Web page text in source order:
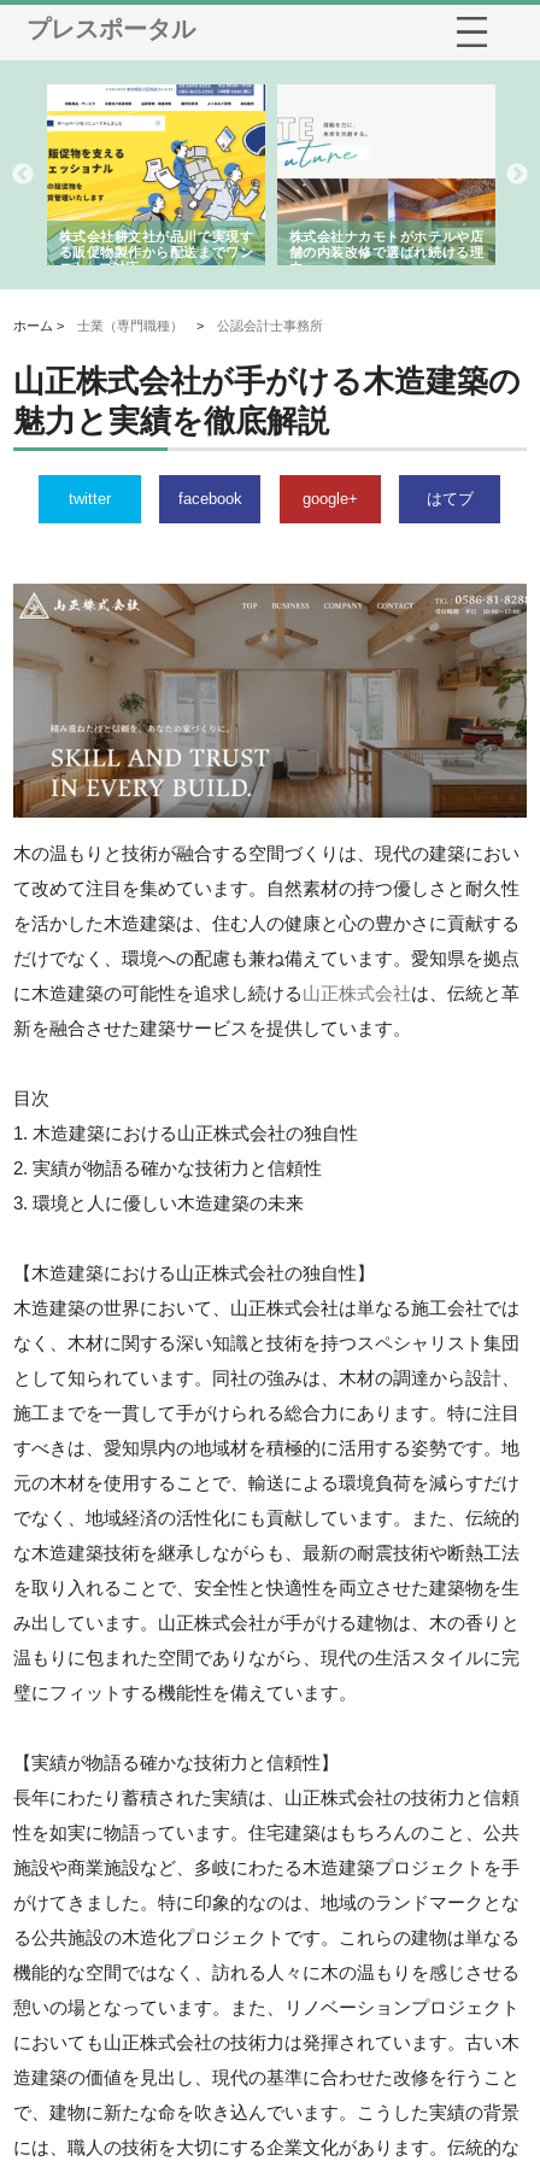
プレスポータル
株式会社耕文社が品川で実現す
る販促物製作から配送までワン
ストップ対応
株式会社ナカモトがホテルや店
舗の内装改修で選ばれ続ける理
由
ホーム >士業（専門職種） >公認会計士事務所
山正株式会社が手がける木造建築の
魅力と実績を徹底解説
twitter facebook google+ はてブ
木の温もりと技術が融合する空間づくりは、現代の建築におい
て改めて注目を集めています。自然素材の持つ優しさと耐久性
を活かした木造建築は、住む人の健康と心の豊かさに貢献する
だけでなく、環境への配慮も兼ね備えています。愛知県を拠点
に木造建築の可能性を追求し続ける山正株式会社は、伝統と革
新を融合させた建築サービスを提供しています。
目次
1. 木造建築における山正株式会社の独自性
2. 実績が物語る確かな技術力と信頼性
3. 環境と人に優しい木造建築の未来
【木造建築における山正株式会社の独自性】
木造建築の世界において、山正株式会社は単なる施工会社では
なく、木材に関する深い知識と技術を持つスペシャリスト集団
として知られています。同社の強みは、木材の調達から設計、
施工までを一貫して手がけられる総合力にあります。特に注目
すべきは、愛知県内の地域材を積極的に活用する姿勢です。地
元の木材を使用することで、輸送による環境負荷を減らすだけ
でなく、地域経済の活性化にも貢献しています。また、伝統的
な木造建築技術を継承しながらも、最新の耐震技術や断熱工法
を取り入れることで、安全性と快適性を両立させた建築物を生
み出しています。山正株式会社が手がける建物は、木の香りと
温もりに包まれた空間でありながら、現代の生活スタイルに完
璧にフィットする機能性を備えています。
【実績が物語る確かな技術力と信頼性】
長年にわたり蓄積された実績は、山正株式会社の技術力と信頼
性を如実に物語っています。住宅建築はもちろんのこと、公共
施設や商業施設など、多岐にわたる木造建築プロジェクトを手
がけてきました。特に印象的なのは、地域のランドマークとな
る公共施設の木造化プロジェクトです。これらの建物は単なる
機能的な空間ではなく、訪れる人々に木の温もりを感じさせる
憩いの場となっています。また、リノベーションプロジェクト
においても山正株式会社の技術力は発揮されています。古い木
造建築の価値を見出し、現代の基準に合わせた改修を行うこと
で、建物に新たな命を吹き込んでいます。こうした実績の背景
には、職人の技術を大切にする企業文化があります。伝統的な